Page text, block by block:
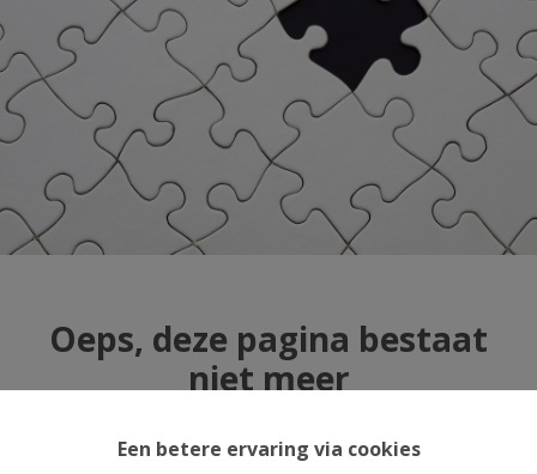
Een betere ervaring via cookies
Oeps, deze pagina bestaat
niet meer